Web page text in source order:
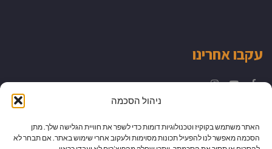
ניהול הסכמה
האתר משתמש בקוקיז וטכנולוגיות דומות כדי לשפר את חוויית הגלישה שלך. מתן
הסכמה מאפשר לנו להפעיל תכונות מסוימות ולעקוב אחרי שימוש באתר. אם תבחר לא
עקבו אחרינו